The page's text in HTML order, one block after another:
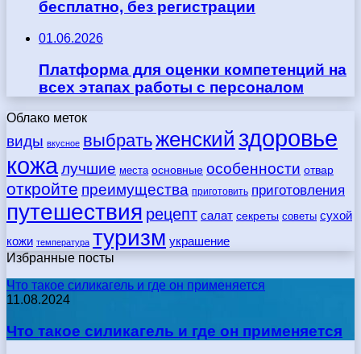
бесплатно, без регистрации
01.06.2026
Платформа для оценки компетенций на
всех этапах работы с персоналом
Облако меток
виды вкусное выбратьженский здоровье
кожалучшие места основные особенности отвар
откройте преимущества приготовить приготовления
путешествия рецепт салат секреты советы сухой
кожи температура туризм украшение
Избранные посты
Что такое силикагель и где он применяется
11.08.2024
Что такое силикагель и где он применяется